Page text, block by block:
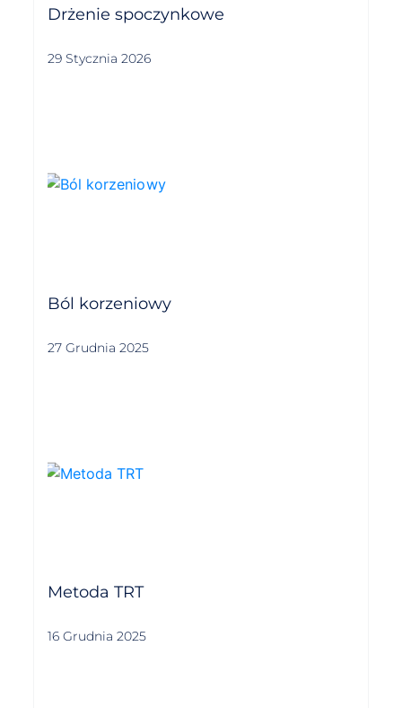
Drżenie spoczynkowe
29 Stycznia 2026
Ból korzeniowy
27 Grudnia 2025
Metoda TRT
16 Grudnia 2025